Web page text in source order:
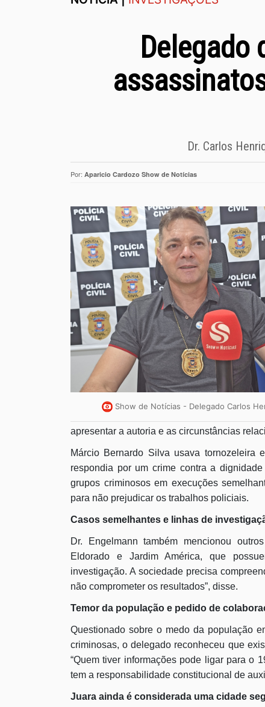
Dr. Carlos
Por: Aparicio Cardozo Show de Notícias
Show de Notícias - Delegado Carlos
apresentar a autoria e as circunstâncias
Márcio Bernardo Silva usava
respondia por um crime contra a
grupos criminosos em execuções
para não prejudicar os trabalhos policiais.
Casos semelhantes e linhas de
Dr. Engelmann também mencionou
Eldorado e Jardim América, que
investigação. A sociedade precisa
não comprometer os resultados”, disse.
Temor da população e pedido de
Questionado sobre o medo da população
criminosas, o delegado reconheceu que
“Quem tiver informações pode ligar para o
tem a responsabilidade constitucional de
Juara ainda é considerada uma cidade